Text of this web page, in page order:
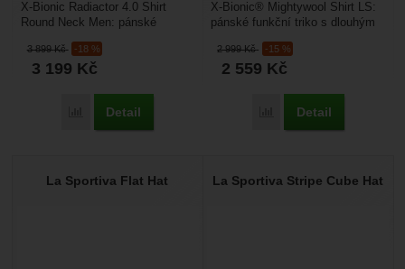
3 899Kč -18 %
3 199 Kč
Přidat 'X-Bionic Radiactor 4.0 Shirt Round Neck Men' k
Detail
X-Bionic Radiactor 4.0 Shirt
Round Neck Men: pánské
vhodné pro zimní...
2 999Kč -15 %
2 559 Kč
Přidat 'X-Bionic
Detail
X-Bionic® Mightywool Shirt LS:
pánské funkční triko s dlouhým
sporty. Přírodní...
La Sportiva Flat Hat La Sportiva Stripe Cube Hat